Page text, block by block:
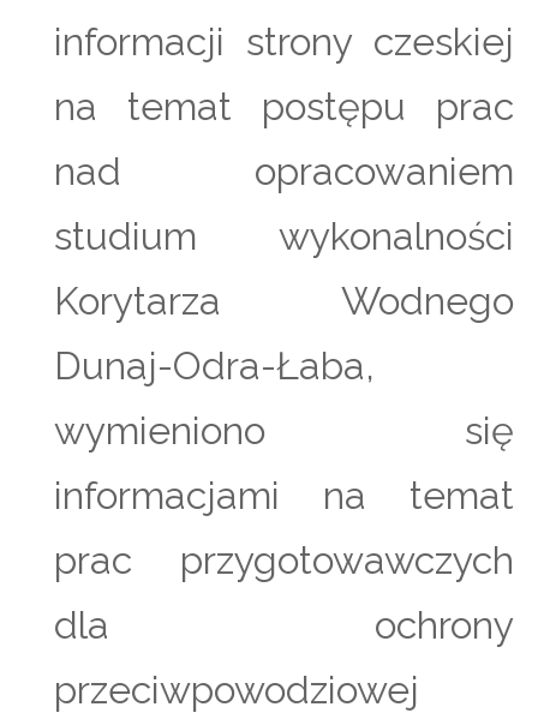
informacji strony czeskiej
na temat postępu prac
nad opracowaniem
studium wykonalności
Korytarza Wodnego
Dunaj-Odra-Łaba,
wymieniono się
informacjami na temat
prac przygotowawczych
dla ochrony
przeciwpowodziowej